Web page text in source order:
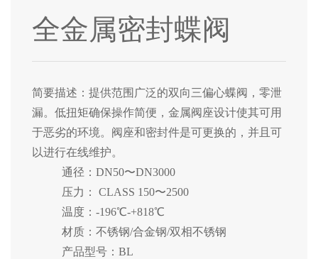
全金属密封蝶阀
简要描述：提供范围广泛的双向三偏心蝶阀，零泄
漏。低扭矩确保操作简便，金属阀座设计使其可用
于恶劣的环境。阀座和密封件是可更换的，并且可
以进行在线维护。
通径：DN50〜DN3000
压力： CLASS 150〜2500
温度：-196℃-+818℃
材质：不锈钢/合金钢/双相不锈钢
产品型号：BL